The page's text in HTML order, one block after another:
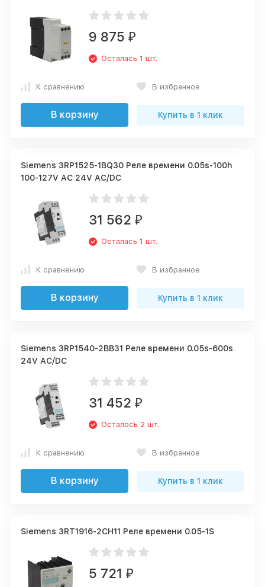
9 875 ₽
Осталась 1 шт.
К сравнению В избранное
В корзину Купить в 1 клик
Siemens 3RP1525-1BQ30 Реле времени 0.05s-100h
100-127V AC 24V AC/DC
31 562 ₽
Осталась 1 шт.
К сравнению В избранное
В корзину Купить в 1 клик
Siemens 3RP1540-2BB31 Реле времени 0.05s-600s
24V AC/DC
31 452 ₽
Осталось 2 шт.
К сравнению В избранное
В корзину Купить в 1 клик
Siemens 3RT1916-2CH11 Реле времени 0.05-1S
5 721 ₽